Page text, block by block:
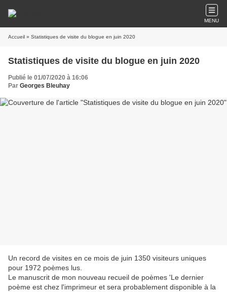
MENU
Accueil » Statistiques de visite du blogue en juin 2020
Statistiques de visite du blogue en juin 2020
Publié le 01/07/2020 à 16:06
Par Georges Bleuhay
Un record de visites en ce mois de juin 1350 visiteurs uniques
pour 1972 poèmes lus.
Le manuscrit de mon nouveau recueil de poèmes 'Le dernier
poème est chez l'imprimeur et sera probablement disponible à la